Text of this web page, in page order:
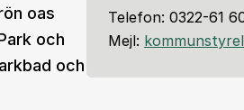
oas
och
och
Telefon: 0322-61
Mejl: